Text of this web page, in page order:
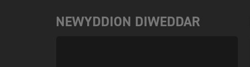
NEWYDDION DIWEDDAR